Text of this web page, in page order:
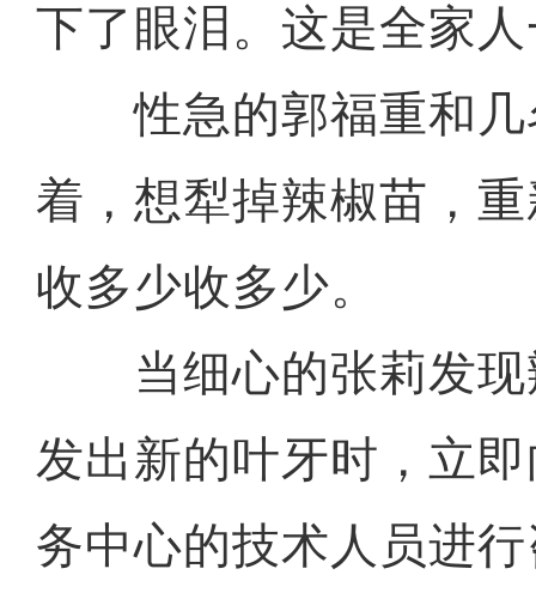
下了眼泪。这是全家
性急的郭福重和几
着，想犁掉辣椒苗，
收多少收多少。
当细心的张莉发现
发出新的叶牙时，立
务中心的技术人员进